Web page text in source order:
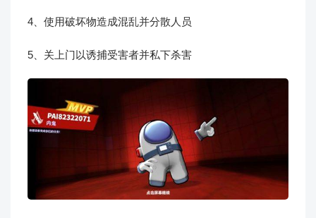
4、使用破坏物造成混乱并分散人员
5、关上门以诱捕受害者并私下杀害